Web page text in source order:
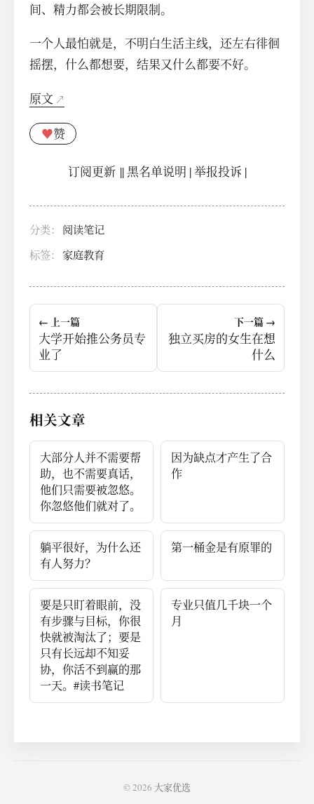
间、精力都会被长期限制。
一个人最怕就是，不明白生活主线，还左右徘徊
摇摆，什么都想要，结果又什么都要不好。
原文
♥赞
订阅更新||黑名单说明 |举报投诉 |
分类：
阅读笔记
标签： 家庭教育
← 上一篇
大学开始推公务员专
业了
下一篇 →
独立买房的女生在想
什么
相关文章
大部分人并不需要帮
助，也不需要真话，
他们只需要被忽悠。
你忽悠他们就对了。
因为缺点才产生了合
作
躺平很好，为什么还
有人努力？
第一桶金是有原罪的
要是只盯着眼前，没
有步骤与目标，你很
快就被淘汰了；要是
只有长远却不知妥
协，你活不到赢的那
一天。#读书笔记
专业只值几千块一个
月
© 2026 大家优选